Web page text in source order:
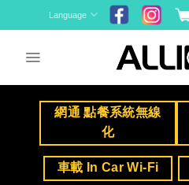
to
Language
網通 點餐系統無線
化
車載 In Car Wi-Fi